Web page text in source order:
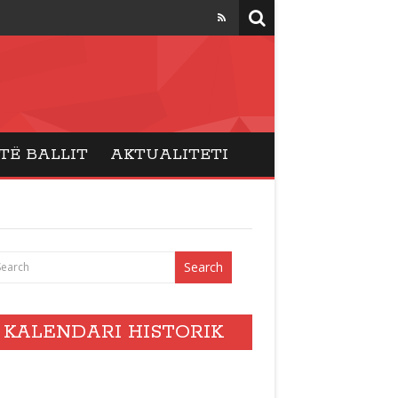
BALLIT AKTUALITETI
KALENDARI HISTORIK